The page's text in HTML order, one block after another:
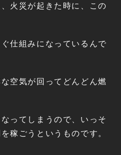
火災が起きた時に、この
仕組みになっているんで
空気が回ってどんどん燃
ってしまうので、いっそ
稼ごうというものです。